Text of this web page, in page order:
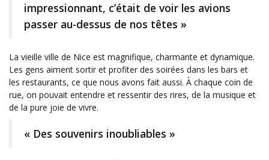
impressionnant, c’était de voir les avions
passer au-dessus de nos têtes »
La vieille ville de Nice est magnifique, charmante et dynamique.
Les gens aiment sortir et profiter des soirées dans les bars et
les restaurants, ce que nous avons fait aussi. À chaque coin de
rue, on pouvait entendre et ressentir des rires, de la musique et
de la pure joie de vivre.
« Des souvenirs inoubliables »